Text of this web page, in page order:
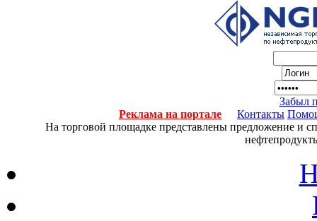
Забыл
Реклама на портале
Контакты
На торговой площадке представлены предложение и